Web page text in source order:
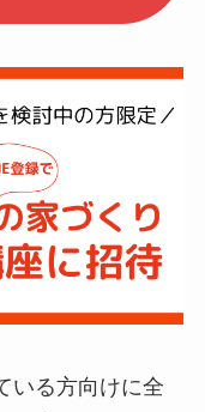
いる方向けに全